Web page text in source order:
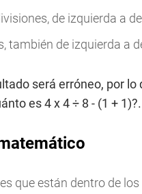
de izquierda a
también de izquierda a
será erróneo, por
es 4 x 4 ÷ 8 - (1 + 1)?.
que están dentro de